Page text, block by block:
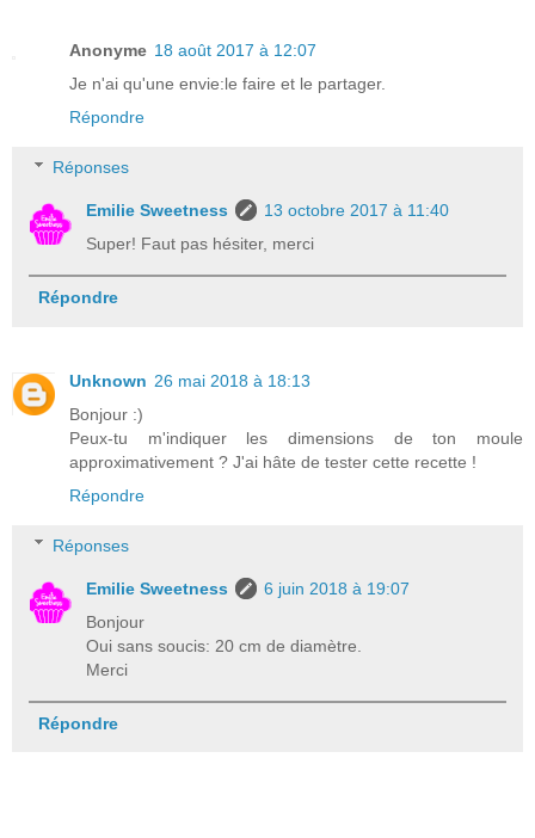
Anonyme 18 août 2017 à 12:07
Je n'ai qu'une envie:le faire et le partager.
Répondre
Réponses
Emilie Sweetness
13 octobre 2017 à 11:40
Super! Faut pas hésiter, merci
Répondre
Unknown 26 mai 2018 à 18:13
Bonjour :)
Peux-tu m'indiquer les dimensions de ton moule
approximativement ? J'ai hâte de tester cette recette !
Répondre
Réponses
Emilie Sweetness
6 juin 2018 à 19:07
Bonjour
Oui sans soucis: 20 cm de diamètre.
Merci
Répondre